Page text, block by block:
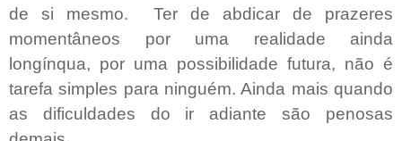
de si mesmo.
Ter de abdicar de prazeres
momentâneos por uma realidade ainda
longínqua, por uma possibilidade futura, não é
tarefa simples para ninguém. Ainda mais quando
as dificuldades do ir adiante são penosas